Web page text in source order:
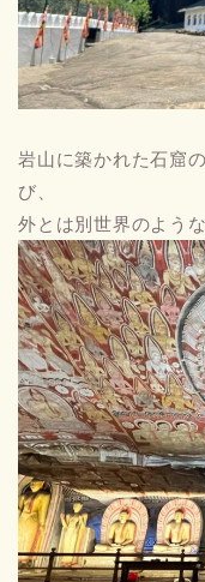
岩山に築かれた石窟
び、
外とは別世界のよう